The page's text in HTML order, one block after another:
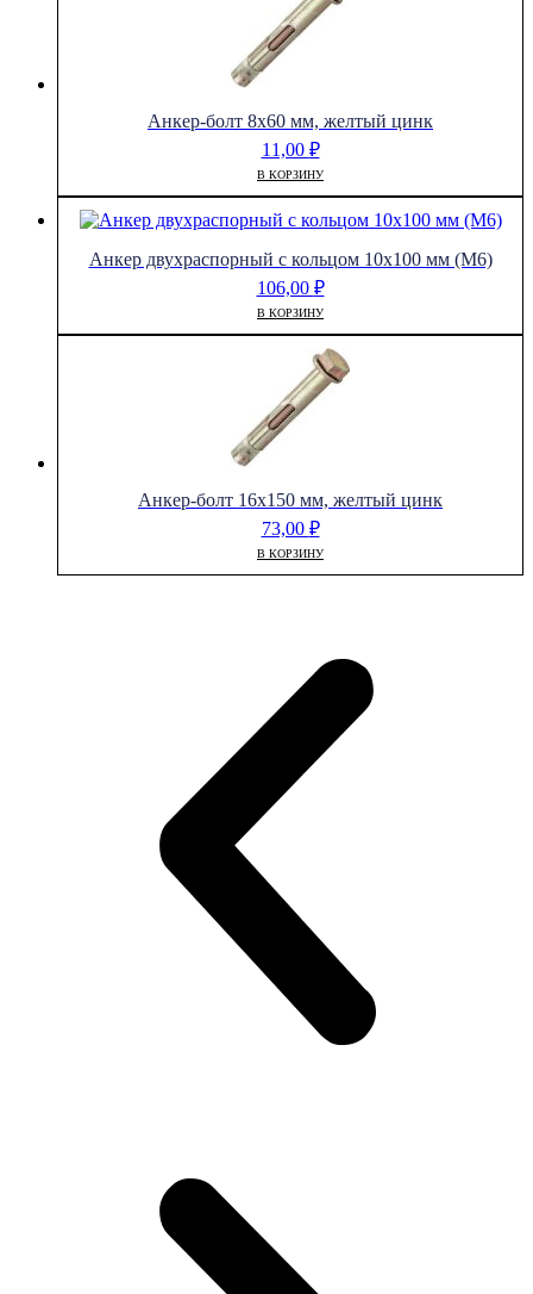
Анкер-болт 8х60 мм, желтый цинк
11,00 ₽
В КОРЗИНУ
Анкер двухраспорный с кольцом 10х100 мм (М6)
106,00 ₽
В КОРЗИНУ
Анкер-болт 16х150 мм, желтый цинк
73,00 ₽
В КОРЗИНУ